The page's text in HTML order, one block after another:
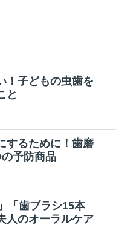
！子どもの虫歯を
と
するために！歯磨
予防商品
「歯ブラシ15本
人のオーラルケア